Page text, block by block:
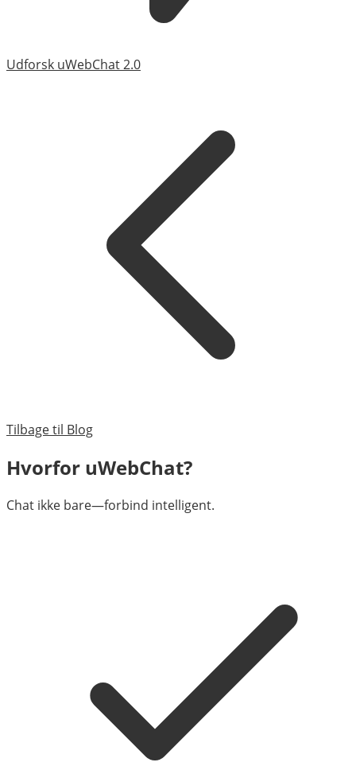
Udforsk uWebChat 2.0
Tilbage til Blog
Hvorfor uWebChat?
Chat ikke bare—forbind intelligent.